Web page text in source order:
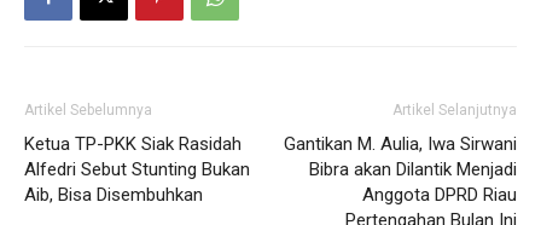
Artikel Sebelumnya
Ketua TP-PKK Siak Rasidah
Alfedri Sebut Stunting Bukan
Aib, Bisa Disembuhkan
Artikel Selanjutnya
Gantikan M. Aulia, Iwa Sirwani
Bibra akan Dilantik Menjadi
Anggota DPRD Riau
Pertengahan Bulan Ini